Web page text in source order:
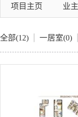
项目主页 业
全部(12) 一居室(0)